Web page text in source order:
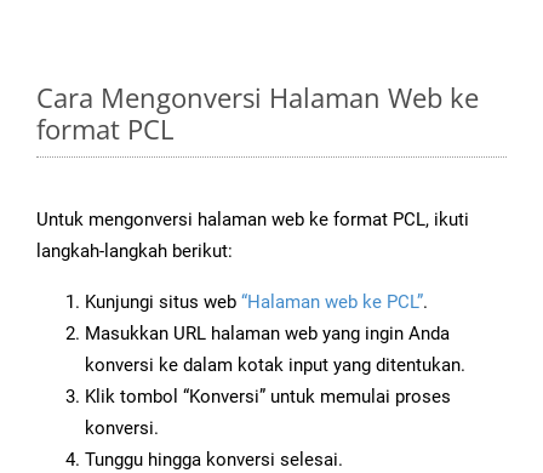
Cara Mengonversi Halaman Web ke
format PCL
Untuk mengonversi halaman web ke format PCL, ikuti
langkah-langkah berikut:
Kunjungi situs web “Halaman web ke PCL”.
Masukkan URL halaman web yang ingin Anda
konversi ke dalam kotak input yang ditentukan.
Klik tombol “Konversi” untuk memulai proses
konversi.
Tunggu hingga konversi selesai.